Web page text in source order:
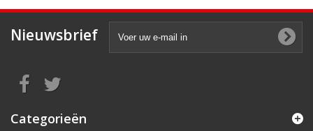
Nieuwsbrief
Categorieën